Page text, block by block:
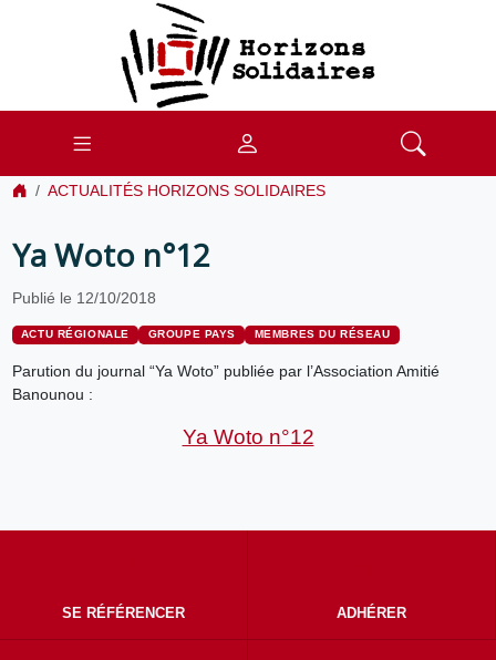
ACTUALITÉS HORIZONS SOLIDAIRES
Ya Woto n°12
Publié le 12/10/2018
ACTU RÉGIONALE GROUPE PAYS MEMBRES DU RÉSEAU
Parution du journal “Ya Woto” publiée par l’Association Amitié
Banounou :
Ya Woto n°12
SE RÉFÉRENCER ADHÉRER